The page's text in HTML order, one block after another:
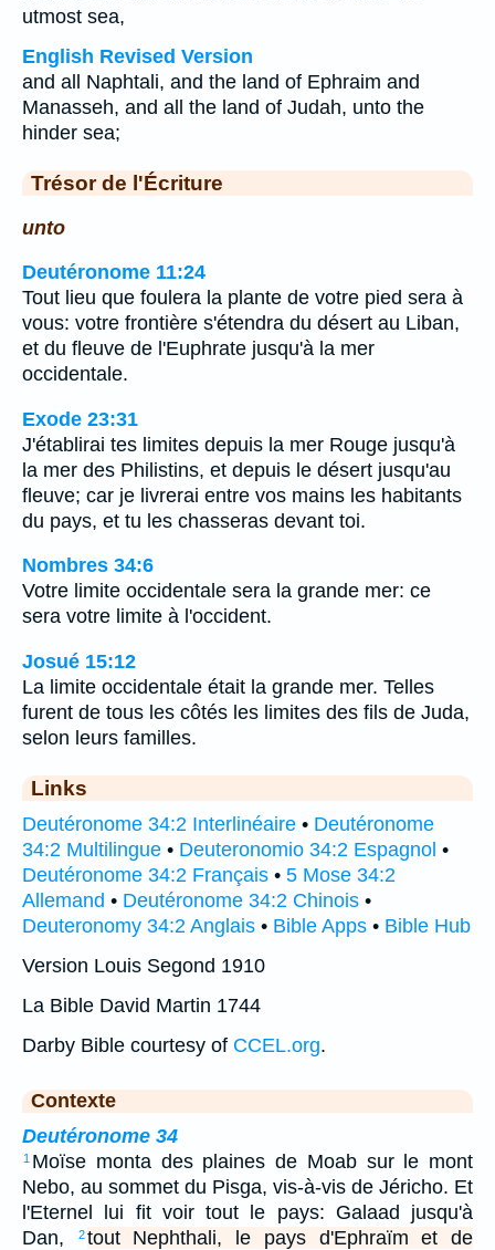
utmost sea,
English Revised Version
and all Naphtali, and the land of Ephraim and
Manasseh, and all the land of Judah, unto the
hinder sea;
Trésor de l'Écriture
unto
Deutéronome 11:24
Tout lieu que foulera la plante de votre pied sera à
vous: votre frontière s'étendra du désert au Liban,
et du fleuve de l'Euphrate jusqu'à la mer
occidentale.
Exode 23:31
J'établirai tes limites depuis la mer Rouge jusqu'à
la mer des Philistins, et depuis le désert jusqu'au
fleuve; car je livrerai entre vos mains les habitants
du pays, et tu les chasseras devant toi.
Nombres 34:6
Votre limite occidentale sera la grande mer: ce
sera votre limite à l'occident.
Josué 15:12
La limite occidentale était la grande mer. Telles
furent de tous les côtés les limites des fils de Juda,
selon leurs familles.
Links
Deutéronome 34:2 Interlinéaire • Deutéronome
34:2 Multilingue • Deuteronomio 34:2 Espagnol •
Deutéronome 34:2 Français • 5 Mose 34:2
Allemand • Deutéronome 34:2 Chinois •
Deuteronomy 34:2 Anglais • Bible Apps • Bible Hub
Version Louis Segond 1910
La Bible David Martin 1744
Darby Bible courtesy of CCEL.org.
Contexte
Deutéronome 34
1 Moïse monta des plaines de Moab sur le mont
Nebo, au sommet du Pisga, vis-à-vis de Jéricho. Et
l'Eternel lui fit voir tout le pays: Galaad jusqu'à
Dan,
2tout Nephthali, le pays d'Ephraïm et de